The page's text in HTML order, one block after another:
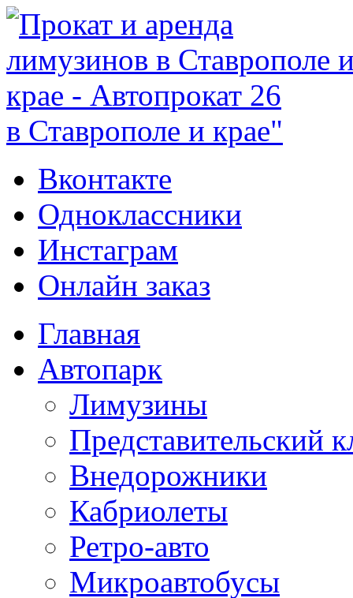
в Ставрополе и крае"
Вконтакте
Одноклассники
Инстаграм
Онлайн заказ
Главная
Автопарк
Лимузины
Представительский
Внедорожники
Кабриолеты
Ретро-авто
Микроавтобусы